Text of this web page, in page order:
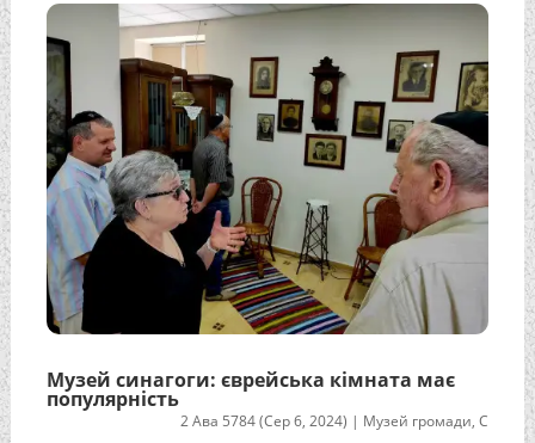
Музей синагоги: єврейська кімната має
популярність
2 Ава 5784 (Сер 6, 2024) | Музей громади,С